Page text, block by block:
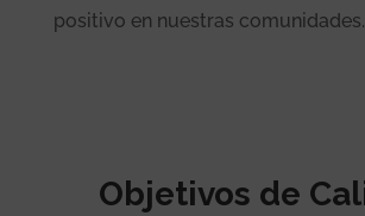
positivo en nuestras comunidades.
Objetivos de